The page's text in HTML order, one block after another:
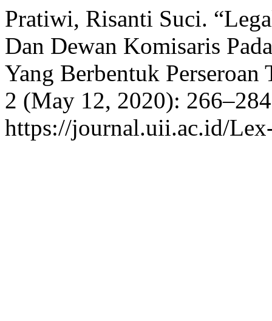
Pratiwi, Risanti Suci.
Dan Dewan Komisaris
Yang Berbentuk Perseroan
2 (May 12, 2020):
https://journal.uii.ac.id/